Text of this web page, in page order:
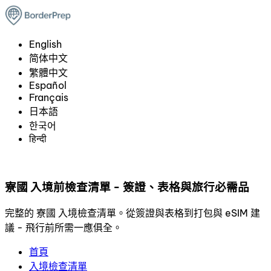
English
简体中文
繁體中文
Español
Français
日本語
한국어
हिन्दी
寮國 入境前檢查清單 - 簽證、表格與旅行必需品
完整的 寮國 入境檢查清單。從簽證與表格到打包與 eSIM 建
議 - 飛行前所需一應俱全。
首頁
入境檢查清單